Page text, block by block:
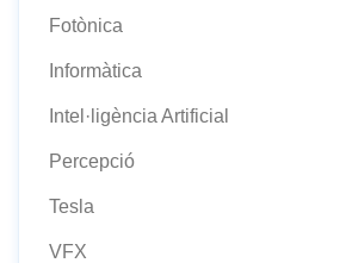
Fotònica
Informàtica
Intel·ligència Artificial
Percepció
Tesla
VFX